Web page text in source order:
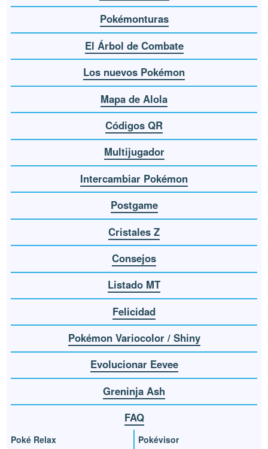
Pokémonturas
El Árbol de Combate
Los nuevos Pokémon
Mapa de Alola
Códigos QR
Multijugador
Intercambiar Pokémon
Postgame
Cristales Z
Consejos
Listado MT
Felicidad
Pokémon Variocolor / Shiny
Evolucionar Eevee
Greninja Ash
FAQ
Poké Relax
Pokévisor